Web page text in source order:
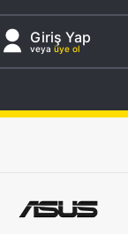
Giriş Yap
veya üye ol